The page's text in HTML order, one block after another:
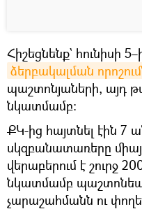
Հիշեցնենք` հունիսի
ձերբակալման
պաշտոնյաների, այդ
նկատմամբ։
ՔԿ-ից հայտնել էին 7
սկզբանատառերը
վերաբերում է շուրջ
նկատմամբ
չարաշահմանն ու